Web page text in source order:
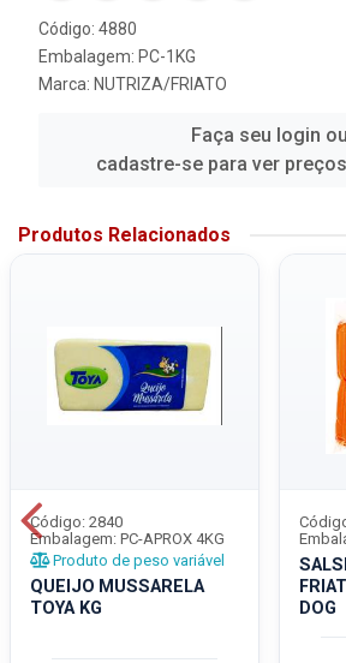
Código: 4880
Embalagem: PC-1KG
Marca: NUTRIZA/FRIATO
Faça seu login ou
cadastre-se para ver
Produtos Relacionados
QUEIJO MUSSARELA
TOYA KG
Código: 2840
Embalagem: PC-APROX 4KG
Produto de peso variável
DOG